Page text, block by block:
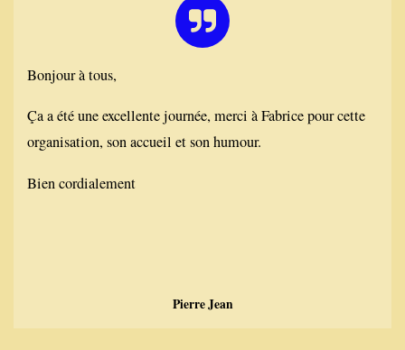
Bonjour à tous,
Ça a été une excellente journée, merci à Fabrice pour cette
organisation, son accueil et son humour.
Bien cordialement
Pierre Jean